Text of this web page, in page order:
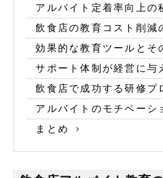
アルバイト定着率向上の
飲食店の教育コスト削減
効果的な教育ツールとそ
サポート体制が経営に与
飲食店で成功する研修プ
アルバイトのモチベーシ
まとめ